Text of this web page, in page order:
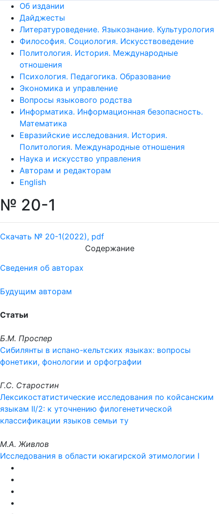
Об издании
Дайджесты
Литературоведение. Языкознание. Культурология
Философия. Социология. Искусствоведение
Политология. История. Международные
отношения
Психология. Педагогика. Образование
Экономика и управление
Вопросы языкового родства
Информатика. Информационная безопасность.
Математика
Евразийские исследования. История.
Политология. Международные отношения
Наука и искусство управления
Авторам и редакторам
English
№ 20-1
Скачать № 20-1(2022), pdf
Содержание
Сведения об авторах
Будущим авторам
Статьи
Б.М. Проспер
Сибилянты в испано-кельтских языках: вопросы
фонетики, фонологии и орфографии
Г.С. Старостин
Лексикостатистические исследования по койсанским
языкам II/2: к уточнению филогенетической
классификации языков семьи ту
М.А. Живлов
Исследования в области юкагирской этимологии I